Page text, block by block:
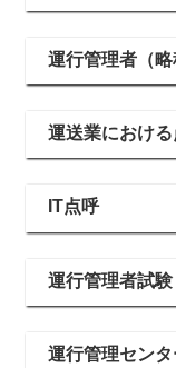
運行管理者（略
運送業におけ
IT点呼
運行管理者試験
運行管理センタ